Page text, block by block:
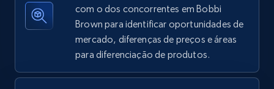
Seller reviews, Breadcrumbs, Root category, and
com o dos concorrentes em Bobbi
Brown para identificar oportunidades de
mercado, diferenças de preços e áreas
para diferenciação de produtos.